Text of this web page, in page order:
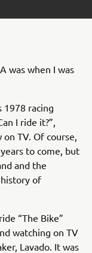
was when I was
1978 racing
I ride it?”,
TV. Of course,
to come, but
and the
of
“The Bike”
watching on TV
Lavado. It was